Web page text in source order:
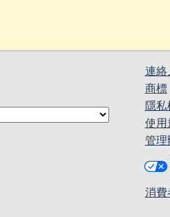
連絡
商標
隱
使用
管理
消